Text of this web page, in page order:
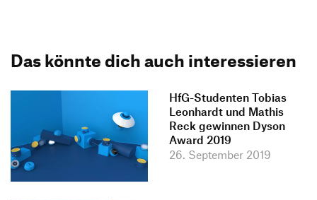
Das könnte dich auch interessieren
HfG-Studenten Tobias
Leonhardt und Mathis
Reck gewinnen Dyson
Award 2019
26. September 2019